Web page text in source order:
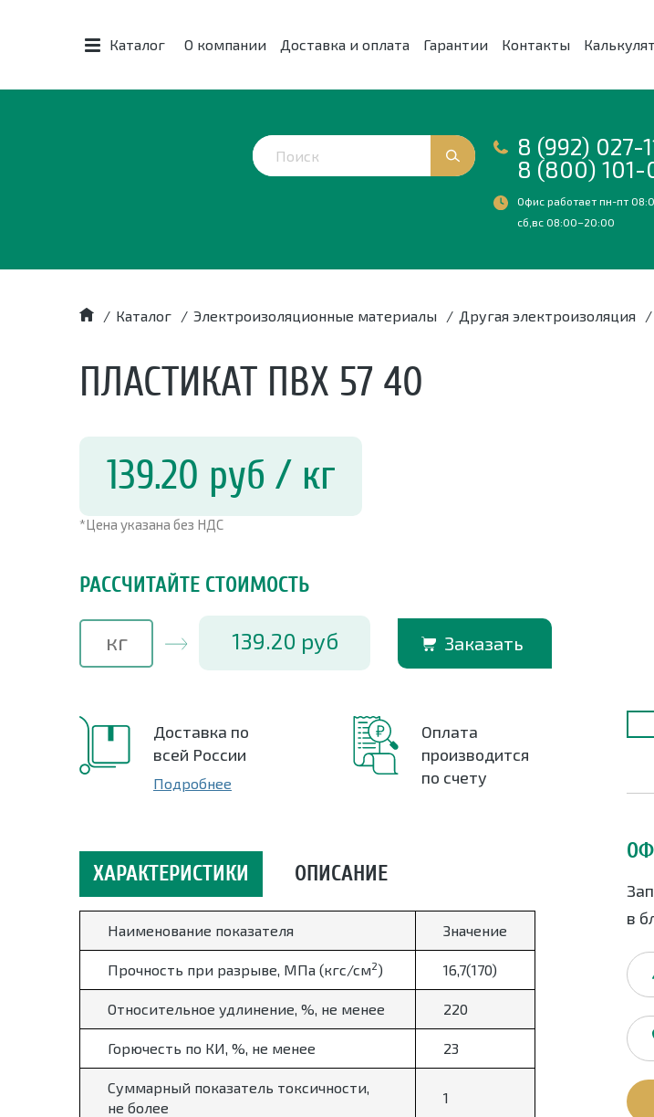
Каталог О компании Доставка и оплата Гарантии Контакты
8 (992) 027-
8 (800) 101-
Офис работает пн-пт
сб,вс 08:00–20:00
/ Каталог / Электроизоляционные материалы / Другая электроизоляция /
ПЛАСТИКАТ ПВХ 57 40
в
139.20 руб / кг
*Цена указана без НДС
РАССЧИТАЙТЕ СТОИМОСТЬ
139.20 руб Заказать
Доставка по
всей России
Подробнее
Оплата
производится
по счету
ХАРАКТЕРИСТИКИ ОПИСАНИЕ
Наименование показателя Значение
Прочность при разрыве, МПа (кгс/см2) 16,7(170)
Относительное удлинение, %, не менее 220
Горючесть по КИ, %, не менее 23
Суммарный показатель токсичности,
не более
1